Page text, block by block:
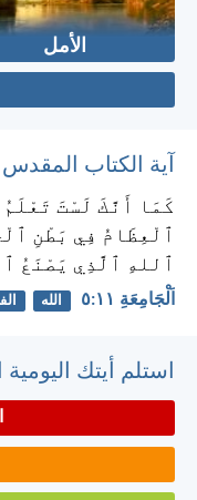
الأمل
آية الكتاب المقدس
كَمَا أَنَّكَ لَسْتَ
ٱلْعِظَامُ فِي بَطْنِ
ٱللهِ ٱلَّذِي يَصْنَعُ
اَلْجَامِعَةِ ١١:‏٥ الله
استلم أيتك